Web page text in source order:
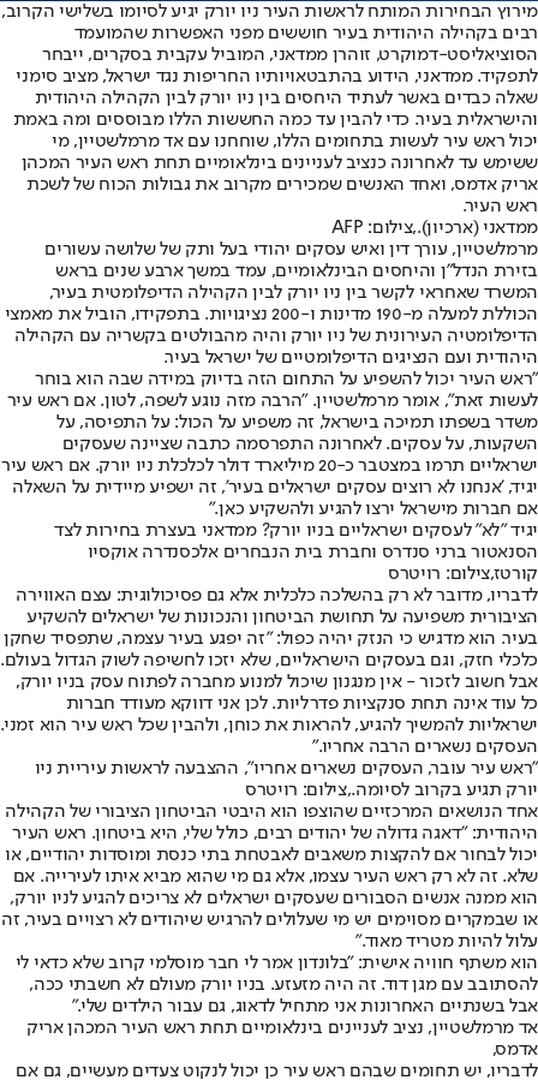
מירוץ הבחירות המותח לראשות העיר ניו יורק יגיע לסיומו בשלישי הקרוב,
רבים בקהילה היהודית בעיר חוששים מפני האפשרות שהמועמד
הסוציאליסט-דמוקרט, זוהרן ממדאני, המוביל עקבית בסקרים, ייבחר
לתפקיד. ממדאני, הידוע בהתבטאויותיו החריפות נגד ישראל, מציב סימני
שאלה כבדים באשר לעתיד היחסים בין ניו יורק לבין הקהילה היהודית
והישראלית בעיר. כדי להבין עד כמה החששות הללו מבוססים ומה באמת
יכול ראש עיר לעשות בתחומים הללו, שוחחנו עם אד מרמלשטיין, מי
ששימש עד לאחרונה כנציב לעניינים בינלאומיים תחת ראש העיר המכהן
אריק אדמס, ואחד האנשים שמכירים מקרוב את גבולות הכוח של לשכת
ראש העיר.
ממדאני (ארכיון).,צילום: AFP
מרמלשטיין, עורך דין ואיש עסקים יהודי בעל ותק של שלושה עשורים
בזירת הנדל"ן והיחסים הבינלאומיים, עמד במשך ארבע שנים בראש
המשרד שאחראי לקשר בין ניו יורק לבין הקהילה הדיפלומטית בעיר,
הכוללת למעלה מ-190 מדינות ו-200 נציגויות. בתפקידו, הוביל את מאמצי
הדיפלומטיה העירונית של ניו יורק והיה מהבולטים בקשריה עם הקהילה
היהודית ועם הנציגים הדיפלומטיים של ישראל בעיר.
"ראש העיר יכול להשפיע על התחום הזה בדיוק במידה שבה הוא בוחר
לעשות זאת", אומר מרמלשטיין. "הרבה מזה נוגע לשפה, לטון. אם ראש עיר
משדר בשפתו תמיכה בישראל, זה משפיע על הכול: על התפיסה, על
השקעות, על עסקים. לאחרונה התפרסמה כתבה שציינה שעסקים
ישראליים תרמו במצטבר כ-20 מיליארד דולר לכלכלת ניו יורק. אם ראש עיר
יגיד, 'אנחנו לא רוצים עסקים ישראלים בעיר', זה ישפיע מיידית על השאלה
אם חברות מישראל ירצו להגיע ולהשקיע כאן."
יגיד "לא" לעסקים ישראליים בניו יורק? ממדאני בעצרת בחירות לצד
הסנאטור ברני סנדרס וחברת בית הנבחרים אלכסנדרה אוקסיו
קורטז,צילום: רויטרס
לדבריו, מדובר לא רק בהשלכה כלכלית אלא גם פסיכולוגית: עצם האווירה
הציבורית משפיעה על תחושת הביטחון והנכונות של ישראלים להשקיע
בעיר. הוא מדגיש כי הנזק יהיה כפול: "זה יפגע בעיר עצמה, שתפסיד שחקן
כלכלי חזק, וגם בעסקים הישראליים, שלא יזכו לחשיפה לשוק הגדול בעולם.
אבל חשוב לזכור - אין מנגנון שיכול למנוע מחברה לפתוח עסק בניו יורק,
כל עוד אינה תחת סנקציות פדרליות. לכן אני דווקא מעודד חברות
ישראליות להמשיך להגיע, להראות את כוחן, ולהבין שכל ראש עיר הוא זמני.
העסקים נשארים הרבה אחריו."
"ראש עיר עובר, העסקים נשארים אחריו", ההצבעה לראשות עיריית ניו
יורק תגיע בקרוב לסיומה.,צילום: רויטרס
אחד הנושאים המרכזיים שהוצפו הוא היבטי הביטחון הציבורי של הקהילה
היהודית: "דאגה גדולה של יהודים רבים, כולל שלי, היא ביטחון. ראש העיר
יכול לבחור אם להקצות משאבים לאבטחת בתי כנסת ומוסדות יהודיים, או
שלא. זה לא רק ראש העיר עצמו, אלא גם מי שהוא מביא איתו לעירייה. אם
הוא ממנה אנשים הסבורים שעסקים ישראלים לא צריכים להגיע לניו יורק,
או שבמקרים מסוימים יש מי שעלולים להרגיש שיהודים לא רצויים בעיר, זה
עלול להיות מטריד מאוד."
הוא משתף חוויה אישית: "בלונדון אמר לי חבר מוסלמי קרוב שלא כדאי לי
להסתובב עם מגן דוד. זה היה מזעזע. בניו יורק מעולם לא חשבתי ככה,
אבל בשנתיים האחרונות אני מתחיל לדאוג, גם עבור הילדים שלי."
אד מרמלשטיין, נציב לעניינים בינלאומיים תחת ראש העיר המכהן אריק
אדמס,
לדבריו, יש תחומים שבהם ראש עיר כן יכול לנקוט צעדים מעשיים, גם אם